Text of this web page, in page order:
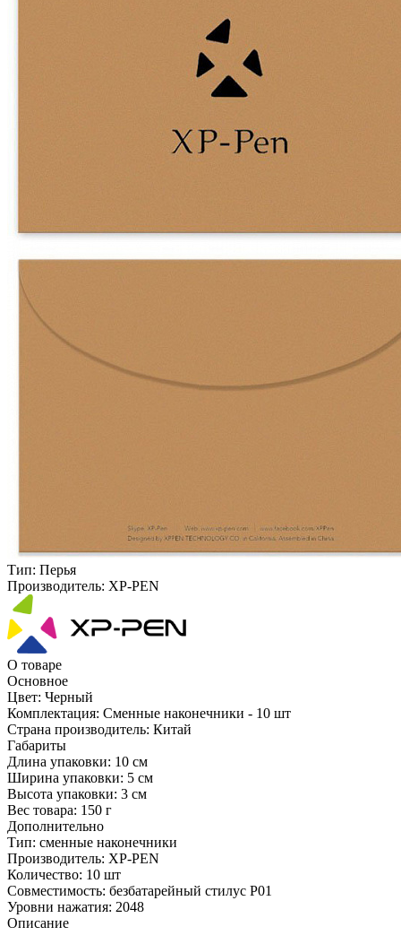
Тип: Перья
Производитель: XP-PEN
О товаре
Основное
Цвет: Черный
Комплектация: Сменные наконечники - 10 шт
Страна производитель: Китай
Габариты
Длина упаковки: 10 см
Ширина упаковки: 5 см
Высота упаковки: 3 см
Вес товара: 150 г
Дополнительно
Тип: сменные наконечники
Производитель: XP-PEN
Количество: 10 шт
Совместимость: безбатарейный стилус P01
Уровни нажатия: 2048
Описание